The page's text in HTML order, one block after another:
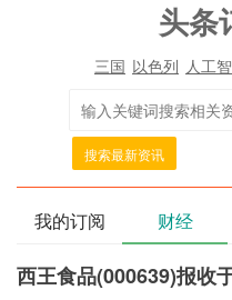
头条
三国 以色列 人工
搜索最新资讯
我的订阅 财经
西王食品(000639)报收